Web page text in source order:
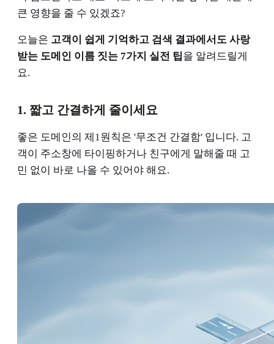
큰 영향을 줄 수 있겠죠?
오늘은 고객이 쉽게 기억하고 검색 결과에서도 사랑
받는 도메인 이름 짓는 7가지 실전 팁을 알려드릴게
요.
1. 짧고 간결하게 줄이세요
좋은 도메인의 제1원칙은 '무조건 간결함' 입니다. 고
객이 주소창에 타이핑하거나 친구에게 말해줄 때 고
민 없이 바로 나올 수 있어야 해요.